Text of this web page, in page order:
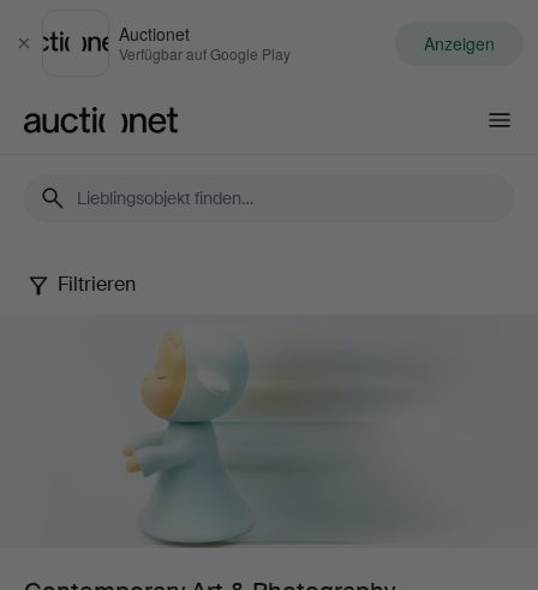
Schließen
Auctionet
Verfügbar auf Google Play Anzeigen
Contemporary
Photography
Filtrieren